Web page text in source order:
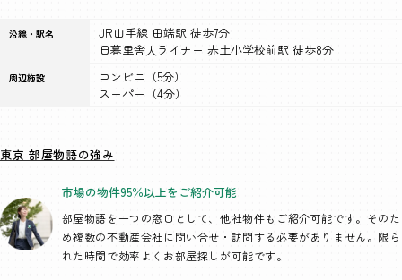
沿線・駅名
JR山手線 田端駅 徒歩7分
日暮里舎人ライナー 赤土小学校前駅 徒歩8分
周辺施設
コンビニ（5分）
スーパー（4分）
東京 部屋物語の強み
市場の物件95％以上を ご紹介可能
部屋物語を一つの窓口として、他社物件もご紹介可能です。そのた
め複数の不動産会社に問い合せ・訪問する必要がありません。限ら
れた時間で効率よくお部屋探しが可能です。